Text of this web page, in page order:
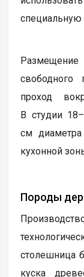
специальную
проход
В студии
см диаметра
кухонной
Породы
столешница
куска